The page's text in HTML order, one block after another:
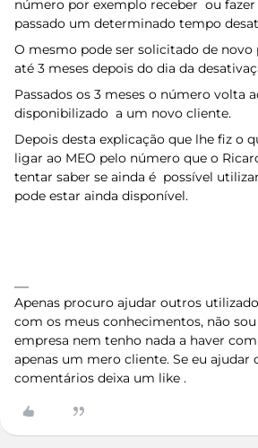
número por exemplo receber ou
passado um determinado tempo
O mesmo pode ser solicitado de
até 3 meses depois do dia da
Passados os 3 meses o número volta
disponibilizado a um novo cliente.
Depois desta explicação que lhe fiz o
ligar ao MEO pelo número que o
tentar saber se ainda é possível
pode estar ainda disponível.
Apenas procuro ajudar outros
com os meus conhecimentos, não
empresa nem tenho nada a haver
apenas um mero cliente. Se eu ajudar
comentários deixa um like .